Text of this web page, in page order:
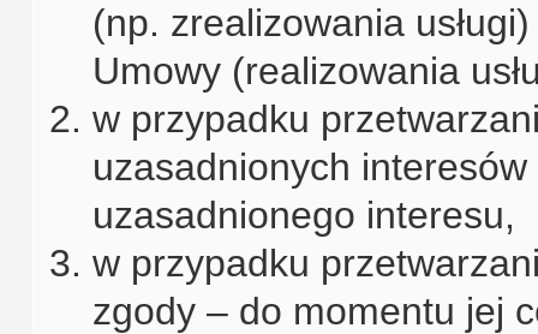
(np. zrealizowania
Umowy (realizowania
w przypadku
uzasadnionych
uzasadnionego interesu,
w przypadku
zgody – do momentu jej